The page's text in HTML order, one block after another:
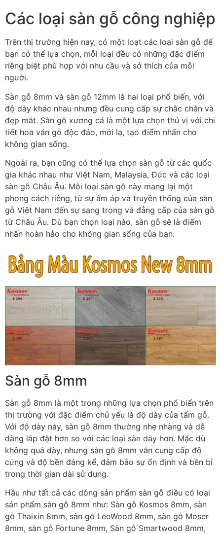
Các loại sàn gỗ công nghiệp
Trên thị trường hiện nay, có một loạt các loại sàn gỗ để
bạn có thể lựa chọn, mỗi loại đều có những đặc điểm
riêng biệt phù hợp với nhu cầu và sở thích của mỗi
người.
Sàn gỗ 8mm và sàn gỗ 12mm là hai loại phổ biến, với
độ dày khác nhau nhưng đều cung cấp sự chắc chắn và
đẹp mắt. Sàn gỗ xương cá là một lựa chọn thú vị với chi
tiết hoa văn gỗ độc đáo, mới lạ, tạo điểm nhấn cho
không gian sống.
Ngoài ra, bạn cũng có thể lựa chọn sàn gỗ từ các quốc
gia khác nhau như Việt Nam, Malaysia, Đức và các loại
sàn gỗ Châu Âu. Mỗi loại sàn gỗ này mang lại một
phong cách riêng, từ sự ấm áp và truyền thống của sàn
gỗ Việt Nam đến sự sang trọng và đẳng cấp của sàn gỗ
từ Châu Âu. Dù bạn chọn loại nào, sàn gỗ sẽ là điểm
nhấn hoàn hảo cho không gian sống của bạn.
Sàn gỗ 8mm
Sàn gỗ 8mm là một trong những lựa chọn phổ biến trên
thị trường với đặc điểm chủ yếu là độ dày của tấm gỗ.
Với độ dày này, sàn gỗ 8mm thường nhẹ nhàng và dễ
dàng lắp đặt hơn so với các loại sàn dày hơn. Mặc dù
không quá dày, nhưng sàn gỗ 8mm vẫn cung cấp độ
cứng và độ bền đáng kể, đảm bảo sự ổn định và bền bỉ
trong thời gian dài sử dụng.
Hầu như tất cả các dòng sản phẩm sàn gỗ điều có loại
sản phẩm sàn gỗ 8mm như: Sàn gỗ Kosmos 8mm, sàn
gỗ Thaixin 8mm, sàn gỗ LeoWood 8mm, sàn gỗ Moser
8mm, sàn gỗ Fortune 8mm, Sàn gỗ Smartwood 8mm,